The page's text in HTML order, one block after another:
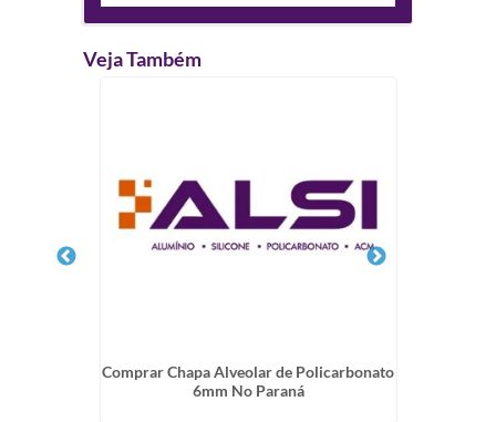
Veja Também
Comprar Chapa Alveolar de Policarbonato
6mm No Paraná